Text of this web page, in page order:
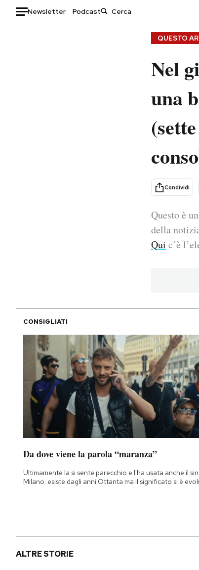
Newsletter Podcast
Storie/Idee
Ok Boomer!
Altrecose
Mondiali calcio 2026
I MIEI PREFERITI
SHOP
CALENDARIO
AREA PERSONALE
Area Personale
Newsletter
Notifiche mobile
Hai bisogno di aiuto?
QUESTO
Nel
una
Condividi
Questo è
della
Qui c’è
CONSIGLIATI
Da dove viene la parola “maranza”
Ultimamente la si sente parecchio e l'ha usata anche il
Milano: esiste dagli anni Ottanta ma il significato si è
ALTRE STORIE